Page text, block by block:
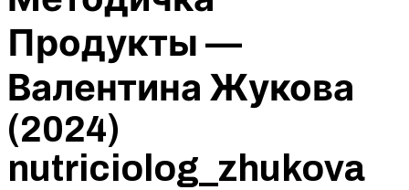
Продукты —
Валентина Жукова
(2024)
nutriciolog_zhukova